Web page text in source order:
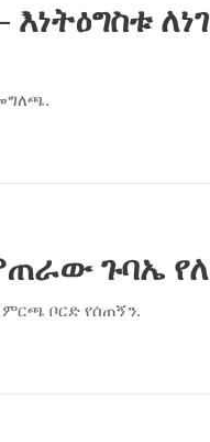
ለነገ
ጉባኤ
ቦርድ የሰጠኝን.